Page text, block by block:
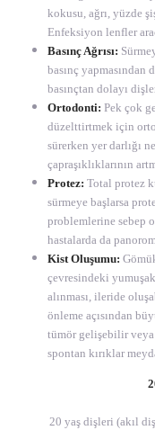
kokusu, ağrı, yüzde
Enfeksiyon lenfler
Basınç Ağrısı:
basınç yapmasından
basınçtan dolayı
Ortodonti: Pek çok
düzelttirtmek için
sürerken yer darlığı
çapraşıklıklarının
Protez: Total protez
sürmeye başlarsa
problemlerine sebep
hastalarda da
Kist Oluşumu:
çevresindeki
alınması, ileride
önleme açısından
tümör gelişebilir veya
spontan kırıklar
20 yaş dişleri (akıl